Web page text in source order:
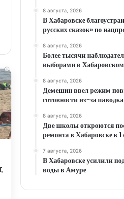
i
8 августа, 2026
В Хабаровске
русских сказок» по
8 августа, 2026
Более тысячи
выборами в
8 августа, 2026
Демешин ввел режим
готовности из-за
8 августа, 2026
Две школы откроются
ремонта в Хабаровске к 1
7 августа, 2026
В Хабаровске усилили
воды в Амуре